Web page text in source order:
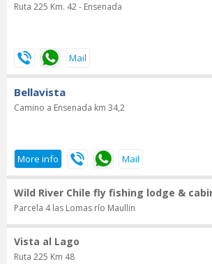
Ruta 225 Km. 42 - Ensenada
Bellavista
Camino a Ensenada km 34,2
Wild River Chile fly fishing lodge &
Parcela 4 las Lomas río Maullin
Vista al Lago
Ruta 225 Km 48